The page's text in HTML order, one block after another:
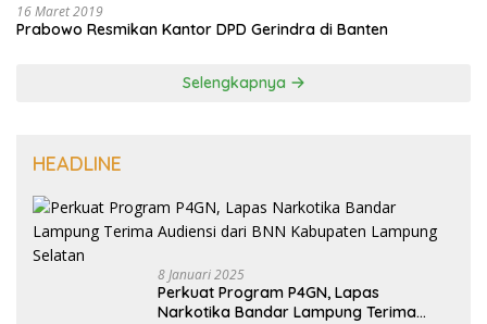
16 Maret 2019
Prabowo Resmikan Kantor DPD Gerindra di Banten
Selengkapnya
HEADLINE
8 Januari 2025
Perkuat Program P4GN, Lapas
Narkotika Bandar Lampung Terima